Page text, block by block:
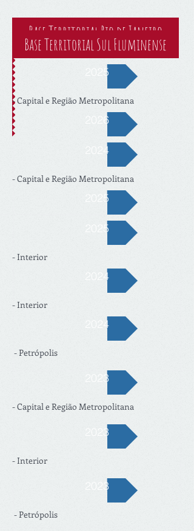
Base Territorial Rio de Janeiro
Base Territorial Sul Fluminense
2025
- Capital e Região Metropolitana
2026
2024
- Capital e Região Metropolitana
2025
2025
- Interior
2024
- Interior
2024
- Petrópolis
2023
- Capital e Região Metropolitana
2023
- Interior
2023
- Petrópolis